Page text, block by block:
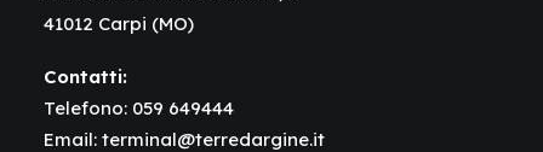
41012 Carpi (MO)
Contatti:
Telefono: 059 649444
Email: terminal@terredargine.it